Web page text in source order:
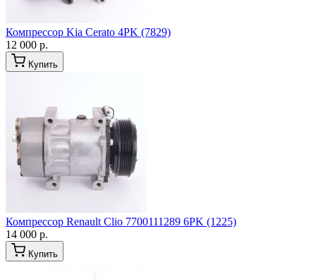
Компрессор Kia Cerato 4PK (7829)
12 000 р.
Купить
Компрессор Renault Clio 7700111289 6PK (1225)
14 000 р.
Купить